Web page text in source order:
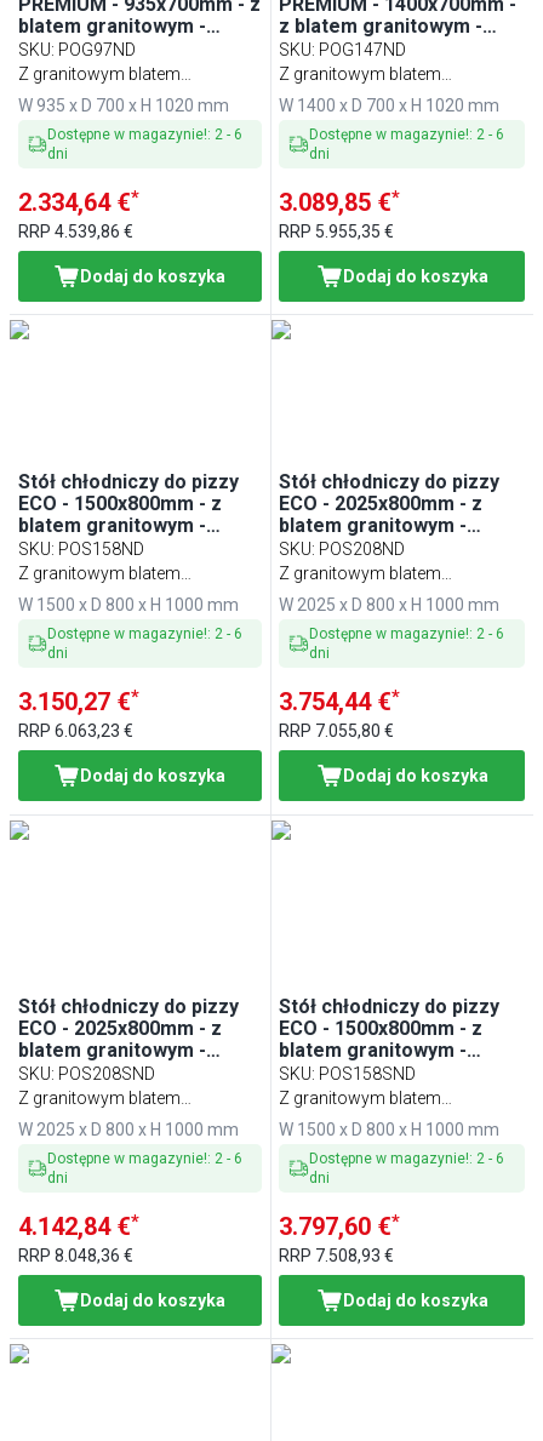
blatem granitowym -
2‑drzwiowy
SKU: POG97ND
Z granitowym blatem
roboczym
W 935 x D 700 x H 1020 mm
Dostępne w magazynie!: 2 - 6
dni
2.334,64 €*
RRP 4.539,86 €
Dodaj do koszyka
z blatem granitowym -
3‑drzwiowy
SKU: POG147ND
Z granitowym blatem
roboczym
W 1400 x D 700 x H 1020 mm
Dostępne w magazynie!: 2 - 6
dni
3.089,85 €*
RRP 5.955,35 €
Dodaj do koszyka
Stół chłodniczy do pizzy
ECO - 1500x800mm - z
blatem granitowym -
2‑drzwiowy
SKU: POS158ND
Z granitowym blatem
roboczym
W 1500 x D 800 x H 1000 mm
Dostępne w magazynie!: 2 - 6
dni
3.150,27 €*
RRP 6.063,23 €
Dodaj do koszyka
Stół chłodniczy do pizzy
ECO - 2025x800mm - z
blatem granitowym -
3‑drzwiowy
SKU: POS208ND
Z granitowym blatem
roboczym
W 2025 x D 800 x H 1000 mm
Dostępne w magazynie!: 2 - 6
dni
3.754,44 €*
RRP 7.055,80 €
Dodaj do koszyka
Stół chłodniczy do pizzy
ECO - 2025x800mm - z
blatem granitowym -
2‑drzwiowy, 7 szuflad
SKU: POS208SND
Z granitowym blatem
roboczym
W 2025 x D 800 x H 1000 mm
Dostępne w magazynie!: 2 - 6
dni
4.142,84 €*
RRP 8.048,36 €
Dodaj do koszyka
Stół chłodniczy do pizzy
ECO - 1500x800mm - z
blatem granitowym -
1‑drzwiowy, 7 szuflad
SKU: POS158SND
Z granitowym blatem
roboczym
W 1500 x D 800 x H 1000 mm
Dostępne w magazynie!: 2 - 6
dni
3.797,60 €*
RRP 7.508,93 €
Dodaj do koszyka